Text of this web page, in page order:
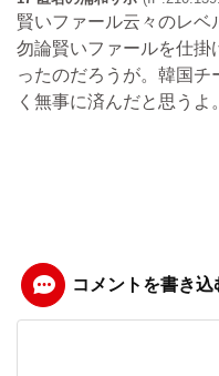
賢いファール云々のレベ
勿論賢いファールを仕掛
ったのだろうが。韓国チ
く無事に済んだと思うよ。
コメントを書き込